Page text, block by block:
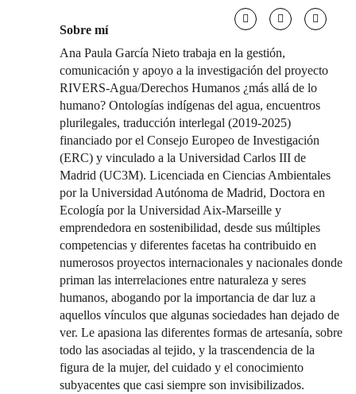
Sobre mí
Ana Paula García Nieto trabaja en la gestión,
comunicación y apoyo a la investigación del proyecto
RIVERS-Agua/Derechos Humanos ¿más allá de lo
humano? Ontologías indígenas del agua, encuentros
plurilegales, traducción interlegal (2019-2025)
financiado por el Consejo Europeo de Investigación
(ERC) y vinculado a la Universidad Carlos III de
Madrid (UC3M). Licenciada en Ciencias Ambientales
por la Universidad Autónoma de Madrid, Doctora en
Ecología por la Universidad Aix-Marseille y
emprendedora en sostenibilidad, desde sus múltiples
competencias y diferentes facetas ha contribuido en
numerosos proyectos internacionales y nacionales donde
priman las interrelaciones entre naturaleza y seres
humanos, abogando por la importancia de dar luz a
aquellos vínculos que algunas sociedades han dejado de
ver. Le apasiona las diferentes formas de artesanía, sobre
todo las asociadas al tejido, y la trascendencia de la
figura de la mujer, del cuidado y el conocimiento
subyacentes que casi siempre son invisibilizados.